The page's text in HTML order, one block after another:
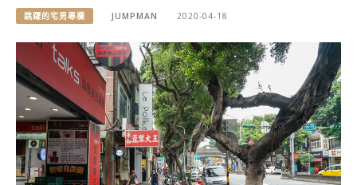
跳躍的宅男專欄 JUMPMAN 2020-04-18